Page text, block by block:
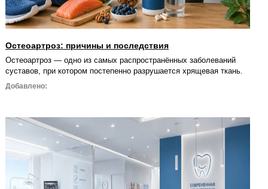
Остеоартроз: причины и последствия
Остеоартроз — одно из самых распространённых заболеваний
суставов, при котором постепенно разрушается хрящевая ткань.
Добавлено: